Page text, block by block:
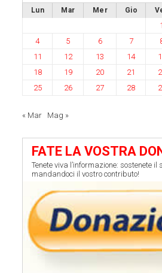
Lun Mar Mer Gio
1
4
5 6 7
11
12 13 14
18
19 20 21
25
26 27 28
« Mar Mag »
FATE LA VOSTRA
Tenete viva l’informazione: sostenete
mandandoci il vostro contributo!